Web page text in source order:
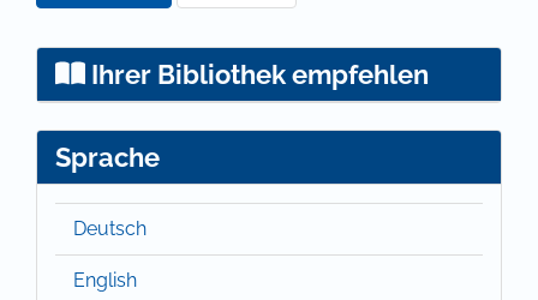
Ihrer Bibliothek empfehlen
Sprache
Deutsch
English